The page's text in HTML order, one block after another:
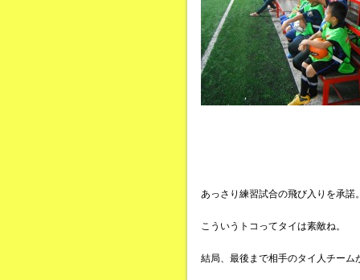
あっさり練習試合の飛び入りを承諾
こういうトコってタイは素敵ね。
結局、最後まで相手のタイ人チー